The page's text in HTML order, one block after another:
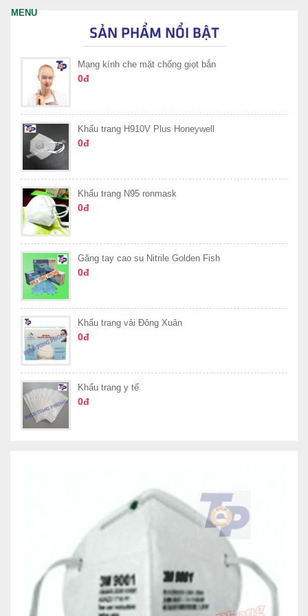
SẢN PHẨM NỔI BẬT
Mạng kính che mặt chống giọt bắn
0đ
Khẩu trang H910V Plus Honeywell
0đ
Khẩu trang N95 ronmask
0đ
Găng tay cao su Nitrile Golden Fish
0đ
Khẩu trang vải Đông Xuân
0đ
Khẩu trang y tế
0đ